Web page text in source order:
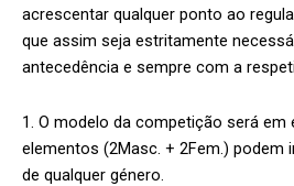
acrescentar qualquer ponto ao
que assim seja estritamente
antecedência e sempre com a
1. O modelo da competição será em
elementos (2Masc. + 2Fem.) podem
de qualquer género.